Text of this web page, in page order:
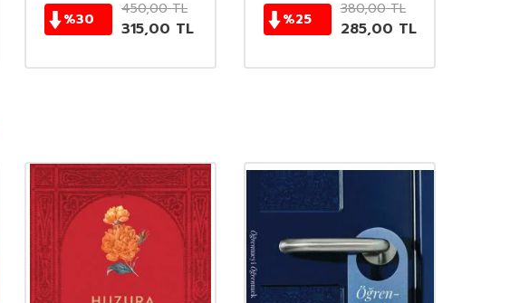
%30
450,00TL
315,00 TL %25
380,00TL
285,00 TL